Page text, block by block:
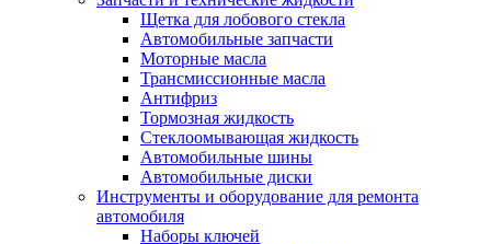
Щетка для лобового стекла
Автомобильные запчасти
Моторные масла
Трансмиссионные масла
Антифриз
Тормозная жидкость
Стеклоомывающая жидкость
Автомобильные шины
Автомобильные диски
Инструменты и оборудование для ремонта
автомобиля
Наборы ключей